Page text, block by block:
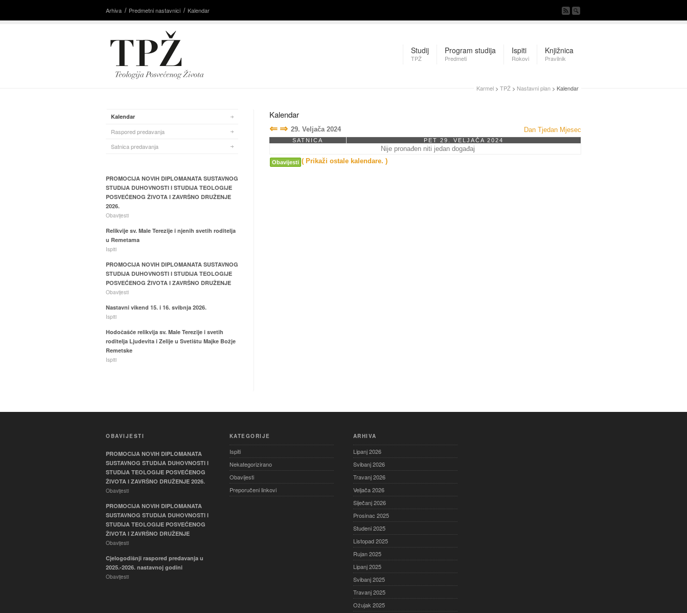
Arhiva Predmetni nastavnici Kalendar
Studij
TPŽ
Program studija
Predmeti
Ispiti
Rokovi
Knjižnica
Pravilnik
Karmel > TPŽ > Nastavni plan > Kalendar
Kalendar
⇐ ⇒ 29. Veljača 2024 Dan Tjedan Mjesec
SATNICA PET 29. VELJAČA 2024
Nije pronađen niti jedan događaj
Obavijesti ( Prikaži ostale kalendare. )
Kalendar
Raspored predavanja
Satnica predavanja
PROMOCIJA NOVIH DIPLOMANATA SUSTAVNOG
STUDIJA DUHOVNOSTI I STUDIJA TEOLOGIJE
POSVEĆENOG ŽIVOTA I ZAVRŠNO DRUŽENJE
2026.
Obavijesti
Relikvije sv. Male Terezije i njenih svetih roditelja
u Remetama
Ispiti
PROMOCIJA NOVIH DIPLOMANATA SUSTAVNOG
STUDIJA DUHOVNOSTI I STUDIJA TEOLOGIJE
POSVEĆENOG ŽIVOTA I ZAVRŠNO DRUŽENJE
Obavijesti
Nastavni vikend 15. i 16. svibnja 2026.
Ispiti
Hodočašće relikvija sv. Male Terezije i svetih
roditelja Ljudevita i Zelije u Svetištu Majke Božje
Remetske
Ispiti
OBAVIJESTI
PROMOCIJA NOVIH DIPLOMANATA
SUSTAVNOG STUDIJA DUHOVNOSTI I
STUDIJA TEOLOGIJE POSVEĆENOG
ŽIVOTA I ZAVRŠNO DRUŽENJE 2026.
Obavijesti
PROMOCIJA NOVIH DIPLOMANATA
SUSTAVNOG STUDIJA DUHOVNOSTI I
STUDIJA TEOLOGIJE POSVEĆENOG
ŽIVOTA I ZAVRŠNO DRUŽENJE
Obavijesti
Cjelogodišnji raspored predavanja u
2025.-2026. nastavnoj godini
Obavijesti
KATEGORIJE
Ispiti
Nekategorizirano
Obavijesti
Preporučeni linkovi
ARHIVA
Lipanj 2026
Svibanj 2026
Travanj 2026
Veljača 2026
Siječanj 2026
Prosinac 2025
Studeni 2025
Listopad 2025
Rujan 2025
Lipanj 2025
Svibanj 2025
Travanj 2025
Ožujak 2025